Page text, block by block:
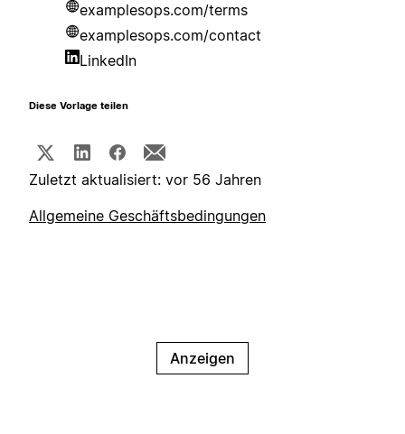
examplesops.com/terms
examplesops.com/contact
LinkedIn
Diese Vorlage teilen
Zuletzt aktualisiert: vor 56 Jahren
Allgemeine Geschäftsbedingungen
Anzeigen